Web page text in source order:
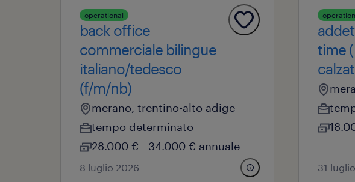
operational
back office
commerciale bilingue
italiano/tedesco
(f/m/nb)
merano, trentino-alto adige
tempo determinato
28.000 € - 34.000 € annuale
8 luglio 2026
time
31